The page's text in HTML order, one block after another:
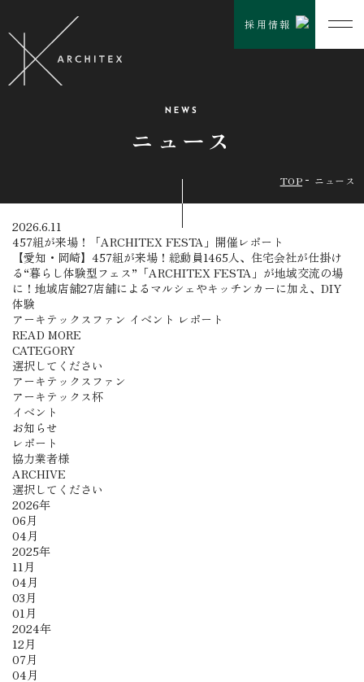
採用情報
NEWS
ニュース
TOP ニュース
2026.6.11
457組が来場！「ARCHITEX FESTA」開催レポート
【愛知・岡崎】457組が来場！総動員1465人、住宅会社が仕掛け
る“暮らし体験型フェス”「ARCHITEX FESTA」が地域交流の場
に！地域店舗27店舗によるマルシェやキッチンカーに加え、DIY
体験
アーキテックスファン イベント レポート
READ MORE
CATEGORY
選択してください
アーキテックスファン
アーキテックス杯
イベント
お知らせ
レポート
協力業者様
ARCHIVE
選択してください
2026年
06月
04月
2025年
11月
04月
03月
01月
2024年
12月
07月
04月